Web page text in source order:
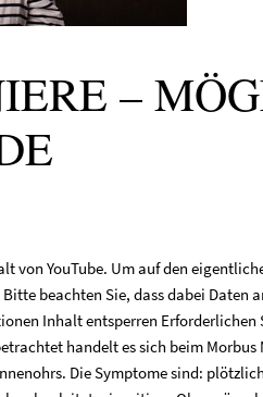
–
von YouTube. Um auf den
beachten Sie, dass dabei Daten
Inhalt entsperren Erforderlichen
handelt es sich beim Morbus
Die Symptome sind: